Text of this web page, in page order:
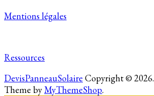
Mentions légales
Ressources
DevisPanneauSolaire Copyright © 2026.
Theme byMyThemeShop.